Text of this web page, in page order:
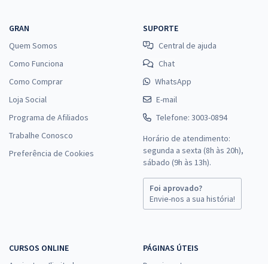
GRAN
Quem Somos
Como Funciona
Como Comprar
Loja Social
Programa de Afiliados
Trabalhe Conosco
Preferência de Cookies
SUPORTE
Central de ajuda
Chat
WhatsApp
E-mail
Telefone: 3003-0894
Horário de atendimento:
segunda a sexta (8h às 20h),
sábado (9h às 13h).
Foi aprovado?
Envie-nos a sua história!
CURSOS ONLINE
PÁGINAS ÚTEIS